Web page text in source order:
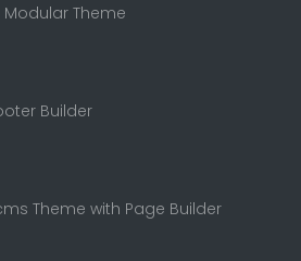
Theme
Builder
Theme with Page Builder